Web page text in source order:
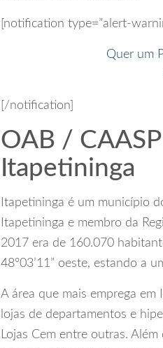
[notification type=”alert-
Quer um
[/notification]
OAB /
Itapetininga
Itapetininga é um município
Itapetininga e membro da
2017 era de 160.070
48º03’11” oeste, estando a
A área que mais emprega
lojas de departamentos e
Lojas Cem entre outras.